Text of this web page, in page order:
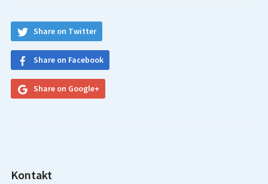
Share on Twitter
Share on Facebook
Share on Google+
Kontakt